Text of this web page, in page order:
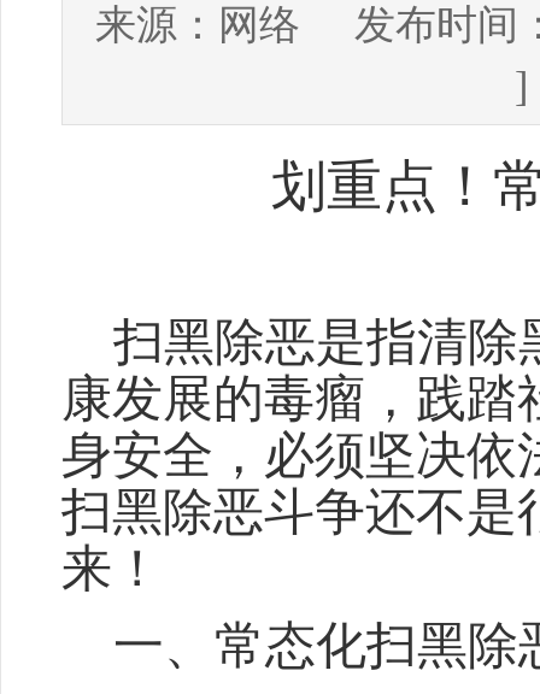
来源： 网络 发布时间
]
划重点！
扫黑除恶是指清除
康发展的毒瘤 ， 践踏
身安全 ， 必须坚决依
扫黑除恶斗争还不是
来！
一、 常态化扫黑除